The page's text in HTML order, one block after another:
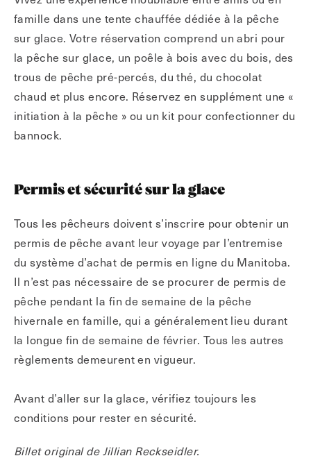
famille dans une tente chauffée dédiée à la pêche
sur glace. Votre réservation comprend un abri pour
la pêche sur glace, un poêle à bois avec du bois, des
trous de pêche pré-percés, du thé, du chocolat
chaud et plus encore. Réservez en supplément une «
initiation à la pêche » ou un kit pour confectionner du
bannock.
Permis et sécurité sur la glace
Tous les pêcheurs doivent s’inscrire pour obtenir un
permis de pêche avant leur voyage par l’entremise
du système d’achat de permis en ligne du Manitoba.
Il n’est pas nécessaire de se procurer de permis de
pêche pendant la fin de semaine de la pêche
hivernale en famille, qui a généralement lieu durant
la longue fin de semaine de février. Tous les autres
règlements demeurent en vigueur.
Avant d’aller sur la glace, vérifiez toujours les
conditions pour rester en sécurité.
Billet original de Jillian Reckseidler.